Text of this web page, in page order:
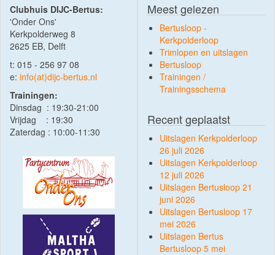
Clubhuis DIJC-Bertus:
'Onder Ons'
Kerkpolderweg 8
2625 EB, Delft
t: 015 - 256 97 08
e: info(at)dijc-bertus.nl
Trainingen:
Dinsdag : 19:30-21:00
Vrijdag : 19:30
Zaterdag : 10:00-11:30
Meest gelezen
Bertusloop -
Kerkpolderloop
Trimlopen en uitslagen
Bertusloop
Trainingen /
Trainingsschema
Recent geplaatst
Uitslagen Kerkpolderloop
26 juli 2026
Uitslagen Kerkpolderloop
12 juli 2026
Uitslagen Bertusloop 21
juni 2026
Uitslagen Bertusloop 17
mei 2026
Uitslagen Bertus
Bertusloop 5 mei